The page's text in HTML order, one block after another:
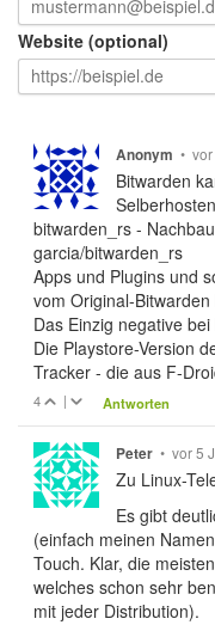
Website (optional)
Anonym •
Bitwarden
bitwarden_rs -
garcia/bitwarden_rs
Apps und Plugins und
vom Original-
Das Einzig negative
Die Playstore-Version
Tracker - die aus F-
4 | Antworten
Peter • vor 5
Zu Linux-
Es gibt
(einfach meinen
Touch. Klar, die
welches schon sehr
mit jeder Distribution).